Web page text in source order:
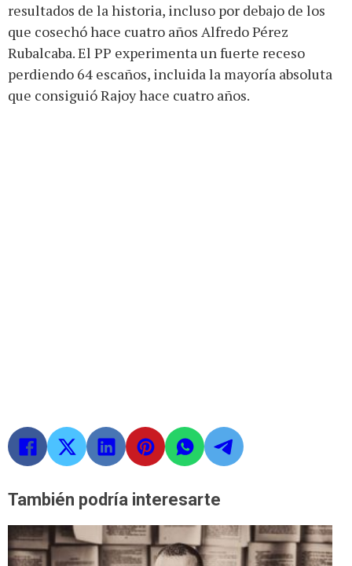
resultados de la historia, incluso por debajo de los
que cosechó hace cuatro años Alfredo Pérez
Rubalcaba. El PP experimenta un fuerte receso
perdiendo 64 escaños, incluida la mayoría absoluta
que consiguió Rajoy hace cuatro años.
También podría interesarte